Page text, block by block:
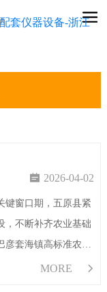
 2026-04-02
键窗口期，五原县紧
，不断补齐农业基础
套海镇高标准农田
罐车协同作业，将水
MORE 